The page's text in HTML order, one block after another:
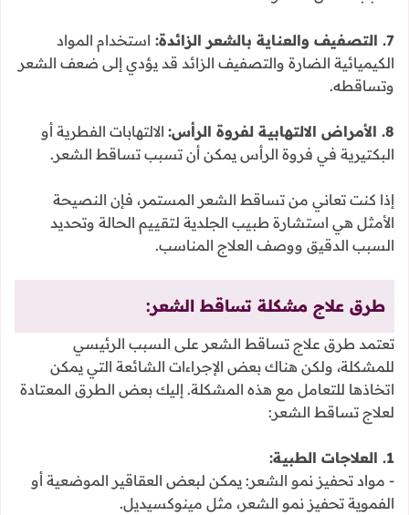
7. التصفيف والعناية بالشعر الزائدة:
استخدام المواد
الكيميائية الضارة والتصفيف الزائد قد يؤدي إلى ضعف الشعر
وتساقطه.
8. الأمراض الالتهابية لفروة الرأس:
الالتهابات الفطرية أو
البكتيرية في فروة الرأس يمكن أن تسبب تساقط الشعر.
إذا كنت تعاني من تساقط الشعر المستمر، فإن النصيحة
الأمثل هي استشارة طبيب الجلدية لتقييم الحالة وتحديد
السبب الدقيق ووصف العلاج المناسب.
طرق علاج مشكلة تساقط الشعر:
تعتمد طرق علاج تساقط الشعر على السبب الرئيسي
للمشكلة، ولكن هناك بعض الإجراءات الشائعة التي يمكن
اتخاذها للتعامل مع هذه المشكلة. إليك بعض الطرق المعتادة
لعلاج تساقط الشعر:
1. العلاجات الطبية:
- مواد تحفيز نمو الشعر: يمكن لبعض العقاقير الموضعية أو
الفموية تحفيز نمو الشعر، مثل مينوكسيديل.